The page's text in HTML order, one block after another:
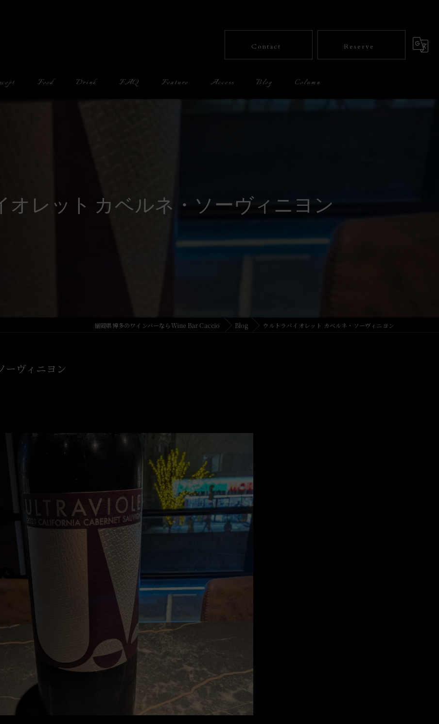
Contact Reserve
Food Drink FAQ Feature
Cheese
Access Blog Column
オレット カベルネ・ソーヴィニヨン
福岡県博多のワインバーならWine Bar Caccio Blog ウルトラバイオレット カベルネ・ソーヴィニヨン
ーヴィニヨン